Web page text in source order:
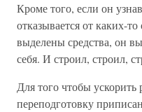
Кроме того, если он
отказывается от каких-
выделены средства, он
себя. И строил, строил,
Для того чтобы
переподготовку